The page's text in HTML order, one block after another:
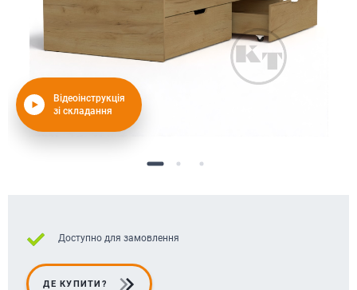
Відеоінструкція
зі складання
Доступно для замовлення
ДЕ КУПИТИ?